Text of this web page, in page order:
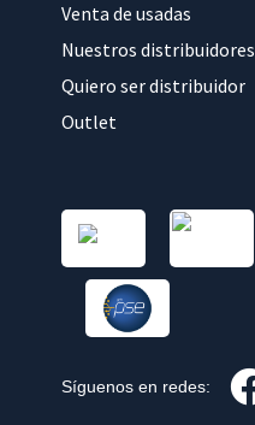
Venta de usadas
Nuestros distribuidores
Quiero ser distribuidor
Outlet
Síguenos en redes: